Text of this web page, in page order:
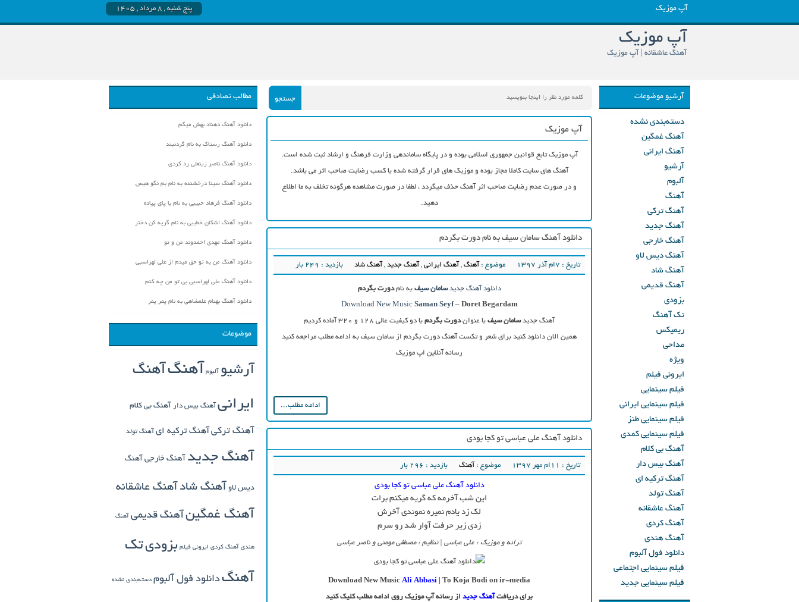
پنج شنبه , ۸ مرداد , ۱۴۰۵ آپ موزیک
آپ موزیک
آهنگ عاشقانه | آپ موزیک
جستجو
آپ موزیک
آپ موزیک تابع قوانین جمهوری اسلامی بوده و در پایگاه ساماندهی وزارت فرهنگ و ارشاد ثبت شده است.
آهنگ های سایت کاملا مجاز بوده و موزیک های قرار گرفته شده با کسب رضایت صاحب اثر می باشد.
و در صورت عدم رضایت صاحب اثر آهنگ حذف میگردد ، لطفا در صورت مشاهده هرگونه تخلف به ما اطلاع
دهید.
دانلود آهنگ سامان سیف به نام دورت بگردم
تاریخ : ۷ام آذر ۱۳۹۷ موضوع : آهنگ , آهنگ ایرانی , آهنگ جدید , آهنگ شاد بازدید : 249 بار
دانلود آهنگ جدید سامان سیف به نامدورت بگردم
Download New Music Saman Seyf– Doret Begardam
آهنگ جدیدسامان سیف با عنواندورت بگردم با دو کیفیت عالی ۱۲۸ و ۳۲۰ آماده کردیم
همین الان دانلود کنید برای شعر و تکست آهنگ دورت بگردم از سامان سیف به ادامه مطلب مراجعه کنید
رسانه آنلاین اپ موزیک
ادامه مطلب...
دانلود آهنگ علی عباسی تو کجا بودی
تاریخ : ۱۱ام مهر ۱۳۹۷ موضوع : آهنگ بازدید : 296 بار
دانلود آهنگ علی عباسی تو کجا بودی
این شب آخرمه که گریه میکنم برات
لک زد یادم نمیره نموندی آخرش
زدی زیر حرفت آوار شد رو سرم
ترانه و موزیک : علی عباسی | تنظیم : مصطفی مومنی و ناصر عباسی
Download New Music Ali Abbasi | To Koja Bodi on ir-media
برای دریافت آهنگ جدید از رسانه آپ موزیک روی ادامه مطلب کلیک کنید
آرشیو موضوعات
دسته‌بندی نشده
آهنگ غمگین
آهنگ ایرانی
آرشیو
آلبوم
آهنگ
آهنگ ترکی
آهنگ جدید
آهنگ خارجی
آهنگ دیس لاو
آهنگ شاد
آهنگ قدیمی
بزودی
تک آهنگ
ریمیکس
مداحی
ویژه
ایرونی فیلم
فیلم سینمایی
فیلم سینمایی ایرانی
فیلم سینمایی طنز
فیلم سینمایی کمدی
آهنگ بی کلام
آهنگ بیس دار
آهنگ ترکیه ای
آهنگ تولد
آهنگ عاشقانه
آهنگ کردی
آهنگ هندی
دانلود فول آلبوم
فیلم سینمایی اجتماعی
فیلم سینمایی جدید
مطالب تصادفی
دانلود آهنگ دهناد بهش میگم
دانلود آهنگ رستاک به نام گردنبند
دانلود آهنگ ناصر زینعلی رد کردی
دانلود آهنگ سینا درخشنده به نام بم نگو هیس
دانلود آهنگ فرهاد حبیبی به نام با پای پیاده
دانلود آهنگ اشکان خطیبی به نام گریه کن دختر
دانلود آهنگ مهدی احمدوند من و تو
دانلود آهنگ من به تو حق میدم از علی لهراسبی
دانلود آهنگ علی لهراسبی بی تو من چه کنم
دانلود آهنگ بهنام علمشاهی به نام یمر یمر
موضوعات
آرشیو آلبوم آهنگ آهنگ
ایرانی آهنگ بیس دار آهنگ بی کلام
آهنگ ترکی آهنگ ترکیه ای آهنگ تولد
آهنگ جدید آهنگ خارجی آهنگ
دیس لاو آهنگ شاد آهنگ عاشقانه
آهنگ غمگین آهنگ قدیمی آهنگ
هندی آهنگ کردی ایرونی فیلم بزودیتک
آهنگدانلود فول آلبوم دسته‌بندی نشده